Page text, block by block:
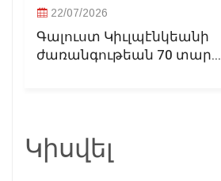
22/07/2026
Գալուստ Կիւլպէնկեանի
ժառանգութեան 70 տար...
Կիսվել